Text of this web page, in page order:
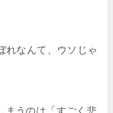
なんて、ウソじゃ